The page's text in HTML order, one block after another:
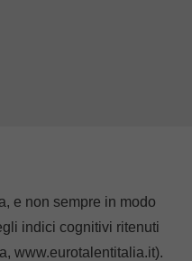
e non sempre in modo
indici cognitivi ritenuti
www.eurotalentitalia.it).